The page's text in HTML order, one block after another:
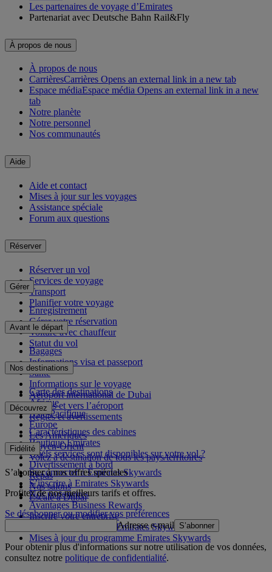
Les partenaires de voyage d’Emirates
Partenariat avec Deutsche Bahn Rail&Fly
À propos de nous
À propos de nous
CarrièresCarrières Opens an external link in a new tab
Espace médiaEspace média Opens an external link in a new
tab
Notre planète
Notre personnel
Nos communautés
Aide
Aide et contact
Mises à jour sur les voyages
Assistance spéciale
Forum aux questions
Réserver
Réserver un vol
Services de voyage
Transport
Planifier votre voyage
Gérer
Enregistrement
Gérer votre réservation
Voiture avec chauffeur
Statut du vol
Avant le départ
Bagages
Informations visa et passeport
Santé
Informations sur le voyage
Aéroport international de Dubai
Depuis et vers l’aéroport
Règles et avertissements
Nos destinations
Carte des destinations
Afrique
Asie-Pacifique
Europe
Les Amériques
Moyen-Orient
Volez à destination de tous les pays/territoires
Découvrez
Caractéristiques des cabines
Boutique Emirates
Quels services sont disponibles sur votre vol ?
Divertissement à bord
Repas
Nos salons
Escale à Dubai
Fidélité
Se connecter à Emirates Skywards
S’inscrire à Emirates Skywards
Nos partenaires
Avantages Business Rewards
Inscrire votre entreprise
Règles du programme Emirates Skywards
Mises à jour du programme Emirates Skywards
S’abonner à nos offres spéciales
Profitez de nos meilleurs tarifs et offres.
Se désabonner ou modifier vos préférences
Adresse e-mail S’abonner
Pour obtenir plus d'informations sur notre utilisation de vos données,
consultez notre politique de confidentialité.